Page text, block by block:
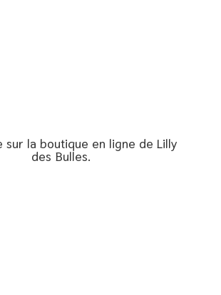
sur la boutique en ligne de Lilly
des Bulles.